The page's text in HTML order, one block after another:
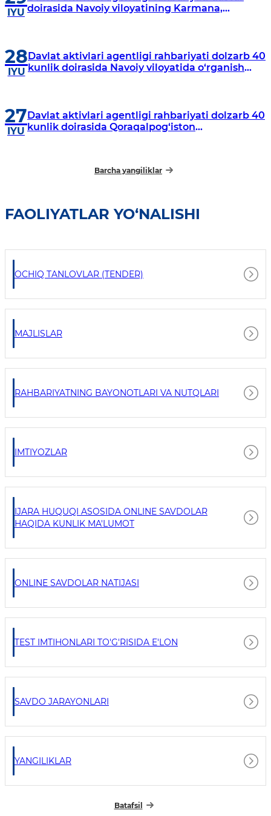
IYU doirasida Navoiy viloyatining Karmana,
28
IYU
Davlat aktivlari agentligi rahbariyati dolzarb 40
kunlik doirasida Navoiy viloyatida o‘rganish
27
IYU
Davlat aktivlari agentligi rahbariyati dolzarb 40
kunlik doirasida Qoraqalpog‘iston
Barcha yangiliklar
FAOLIYATLAR YO‘NALISHI
OCHIQ TANLOVLAR (TENDER)
MAJLISLAR
RAHBARIYATNING BAYONOTLARI VA NUTQLARI
IMTIYOZLAR
IJARA HUQUQI ASOSIDA ONLINE SAVDOLAR
HAQIDA KUNLIK MA'LUMOT
ONLINE SAVDOLAR NATIJASI
TEST IMTIHONLARI TO'G'RISIDA E'LON
SAVDO JARAYONLARI
YANGILIKLAR
Batafsil